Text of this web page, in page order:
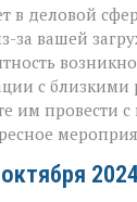
в деловой
за вашей
с близкими
им провести